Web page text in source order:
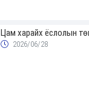
Цам харайх ёслолын
2026/06/28